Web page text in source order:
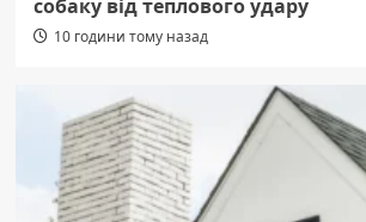
собаку від теплового удару
10 години тому назад